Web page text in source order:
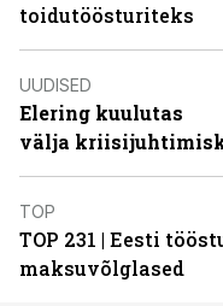
toidutöösturiteks
UUDISED
Elering kuulutas
välja
TOP
TOP 231 | Eesti
maksuvõlglased